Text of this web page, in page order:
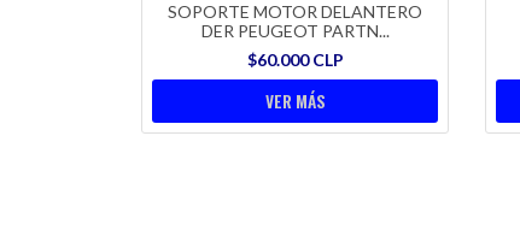
SOPORTE MOTOR DELANTERO
DER PEUGEOT PARTN...
$60.000 CLP
VER MÁS